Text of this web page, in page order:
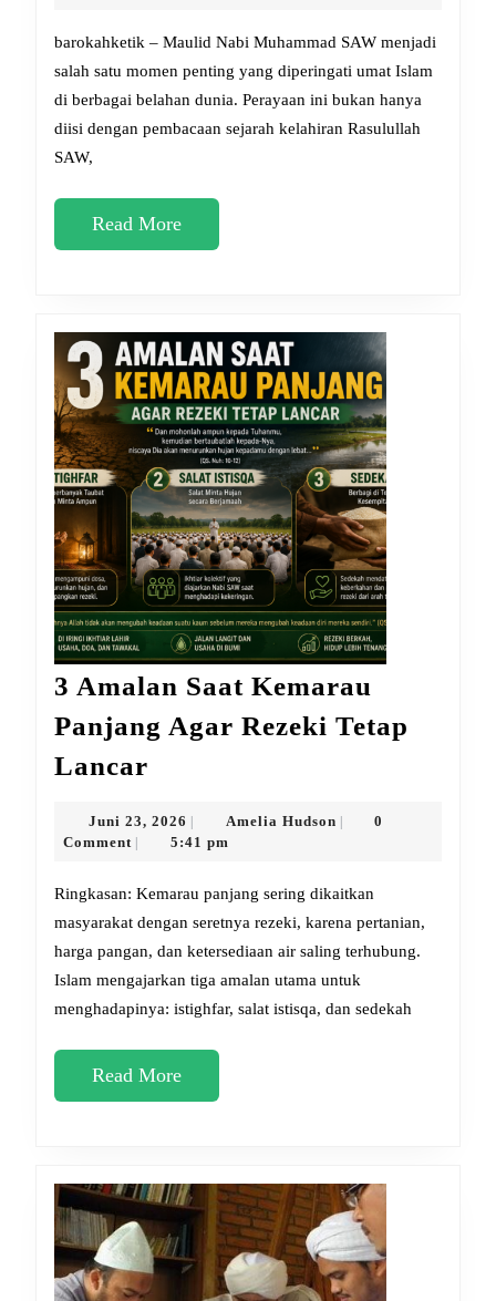
2026,
Doa-
Doa
yang
barokahketik – Maulid Nabi Muhammad SAW menjadi
salah satu momen penting yang diperingati umat Islam
di berbagai belahan dunia. Perayaan ini bukan hanya
diisi dengan pembacaan sejarah kelahiran Rasulullah
SAW,
Read MoreRead
More
3 Amalan Saat Kemarau
Panjang Agar Rezeki Tetap
Lancar
Saat
Kemarau
Panjang
Agar
Rezeki
Tetap
Lancar
Juni 23, 2026 Juni
23,
Amelia HudsonAmelia
0
Comment
5:41 pm
Ringkasan: Kemarau panjang sering dikaitkan
masyarakat dengan seretnya rezeki, karena pertanian,
harga pangan, dan ketersediaan air saling terhubung.
Islam mengajarkan tiga amalan utama untuk
menghadapinya: istighfar, salat istisqa, dan sedekah
Read MoreRead
More